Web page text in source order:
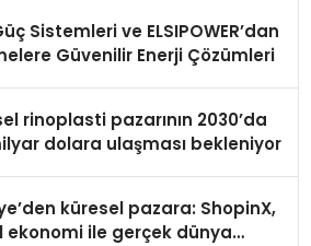
Sistemleri ve ELSIPOWER’dan
Güvenilir Enerji Çözümleri
rinoplasti pazarının 2030’da
dolara ulaşması bekleniyor
küresel pazara: ShopinX,
ekonomi ile gerçek dünya